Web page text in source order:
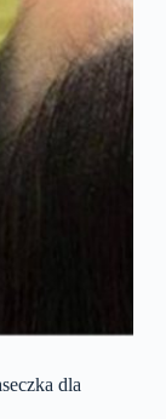
dla